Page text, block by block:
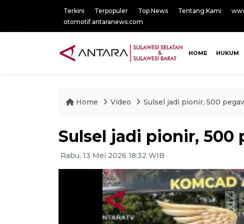
Terkini Terpopuler Top News Tentang Kami
otomotif.antaranews.com
HOME HUKUM
Home Video Sulsel jadi pionir, 500
Sulsel jadi pionir, 500
Rabu, 13 Mei 2026 18:32 WIB